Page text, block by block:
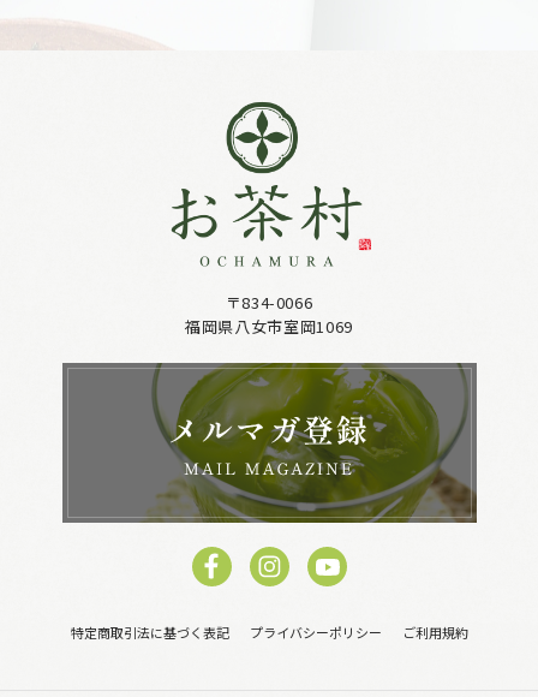
〒834-0066
福岡県八女市室岡1069
特定商取引法に基づく表記 プライバシーポリシー ご利用規約